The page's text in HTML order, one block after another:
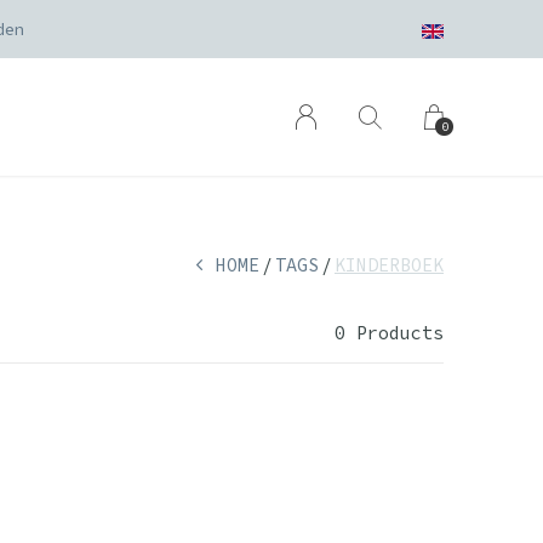
0
HOME TAGS KINDERBOEK
0 Products